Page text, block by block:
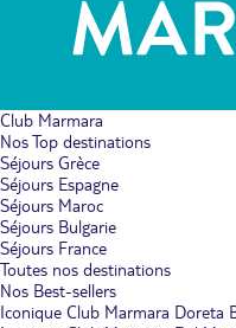
Club Marmara
Nos Top destinations
Séjours Grèce
Séjours Espagne
Séjours Maroc
Séjours Bulgarie
Séjours France
Toutes nos destinations
Nos Best-sellers
Iconique Club Marmara Doreta